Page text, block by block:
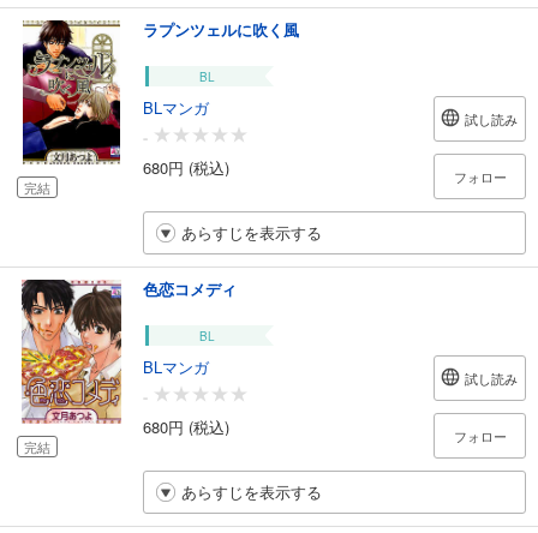
完結
ラプンツェルに吹く風
BL
BLマンガ
-
680円 (税込)
試し読み
フォロー
あらすじを表示する
完結
色恋コメディ
BL
BLマンガ
-
680円 (税込)
試し読み
フォロー
あらすじを表示する